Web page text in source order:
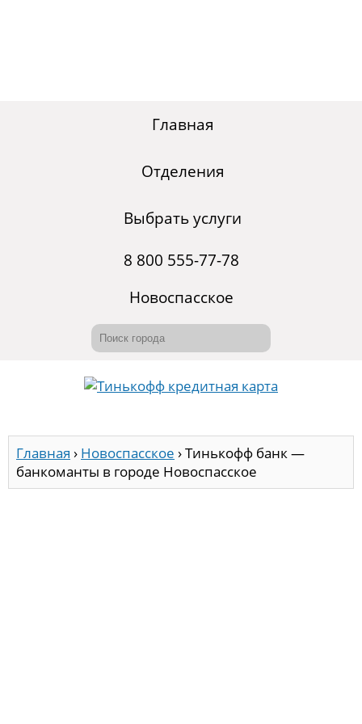
Главная
Отделения
Выбрать услуги
8 800 555-77-78
Новоспасское
Главная › Новоспасское ›Тинькофф банк —
банкоманты в городе Новоспасское